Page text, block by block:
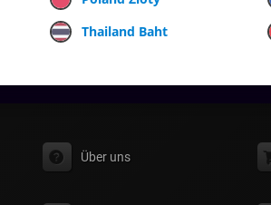
Thailand Baht
Über uns